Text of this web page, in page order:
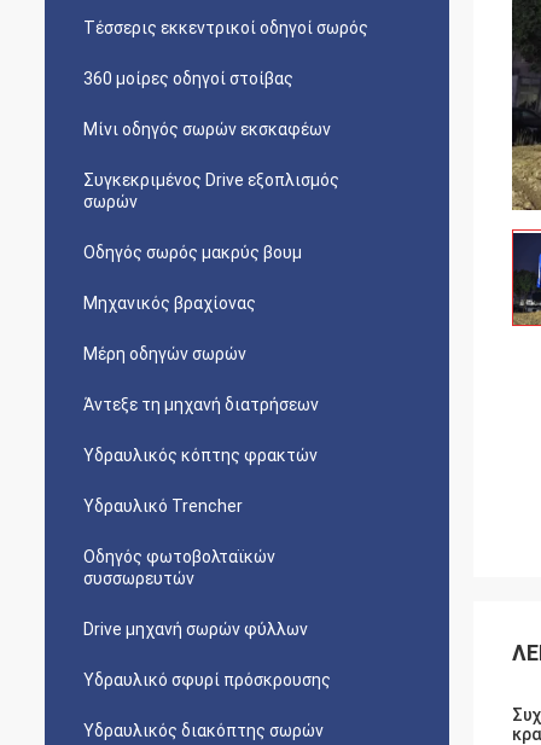
Τέσσερις εκκεντρικοί οδηγοί σωρός
360 μοίρες οδηγοί στοίβας
Μίνι οδηγός σωρών εκσκαφέων
Συγκεκριμένος Drive εξοπλισμός
σωρών
Οδηγός σωρός μακρύς βουμ
Μηχανικός βραχίονας
Μέρη οδηγών σωρών
Άντεξε τη μηχανή διατρήσεων
Υδραυλικός κόπτης φρακτών
Υδραυλικό Trencher
Οδηγός φωτοβολταϊκών
συσσωρευτών
Drive μηχανή σωρών φύλλων
Υδραυλικό σφυρί πρόσκρουσης
Υδραυλικός διακόπτης σωρών